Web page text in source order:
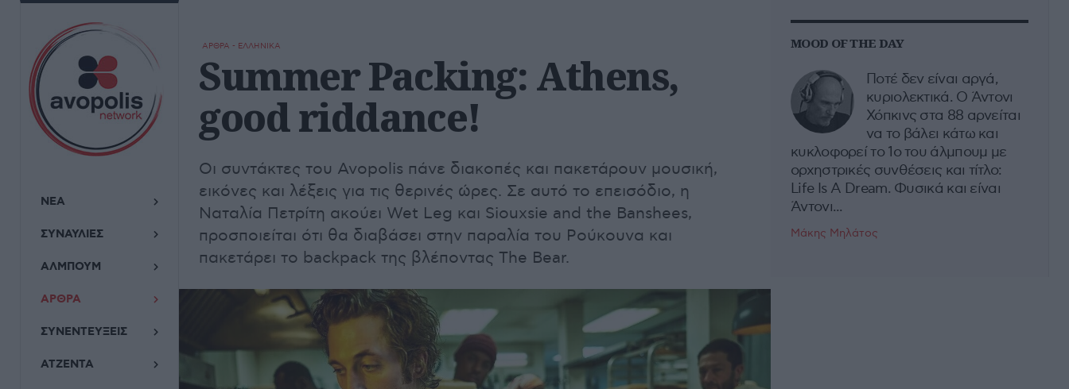
ΝΕΑ
ΣΥΝΑΥΛΙΕΣ
ΑΛΜΠΟΥΜ
ΑΡΘΡΑ
ΣΥΝΕΝΤΕΥΞΕΙΣ
ΑΤΖΕΝΤΑ
ΑΡΘΡΑ - ΕΛΛΗΝΙΚΑ
Summer Packing: Athens,
good riddance!
Οι συντάκτες του Avopolis πάνε διακοπές και πακετάρουν μουσική,
εικόνες και λέξεις για τις θερινές ώρες. Σε αυτό το επεισόδιο, η
Ναταλία Πετρίτη ακούει Wet Leg και Siouxsie and the Banshees,
προσποιείται ότι θα διαβάσει στην παραλία του Ρούκουνα και
πακετάρει το backpack της βλέποντας The Bear.
MOOD OF THE DAY
Ποτέ δεν είναι αργά,
κυριολεκτικά. Ο Άντονι
Χόπκινς στα 88 αρνείται
να το βάλει κάτω και
κυκλοφορεί το 1ο του άλμπουμ με
ορχηστρικές συνθέσεις και τίτλο:
Life Is A Dream. Φυσικά και είναι
Άντονι...
Μάκης Μηλάτος